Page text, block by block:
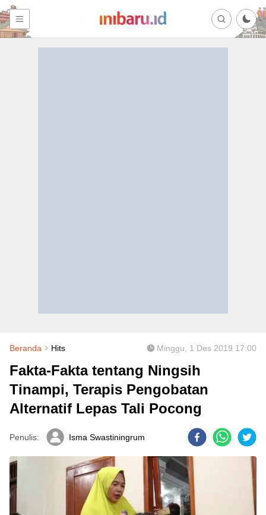
Beranda Hits Minggu, 1 Des 2019 17:00
Fakta-Fakta tentang Ningsih
Tinampi, Terapis Pengobatan
Alternatif Lepas Tali Pocong
Penulis: Isma Swastiningrum